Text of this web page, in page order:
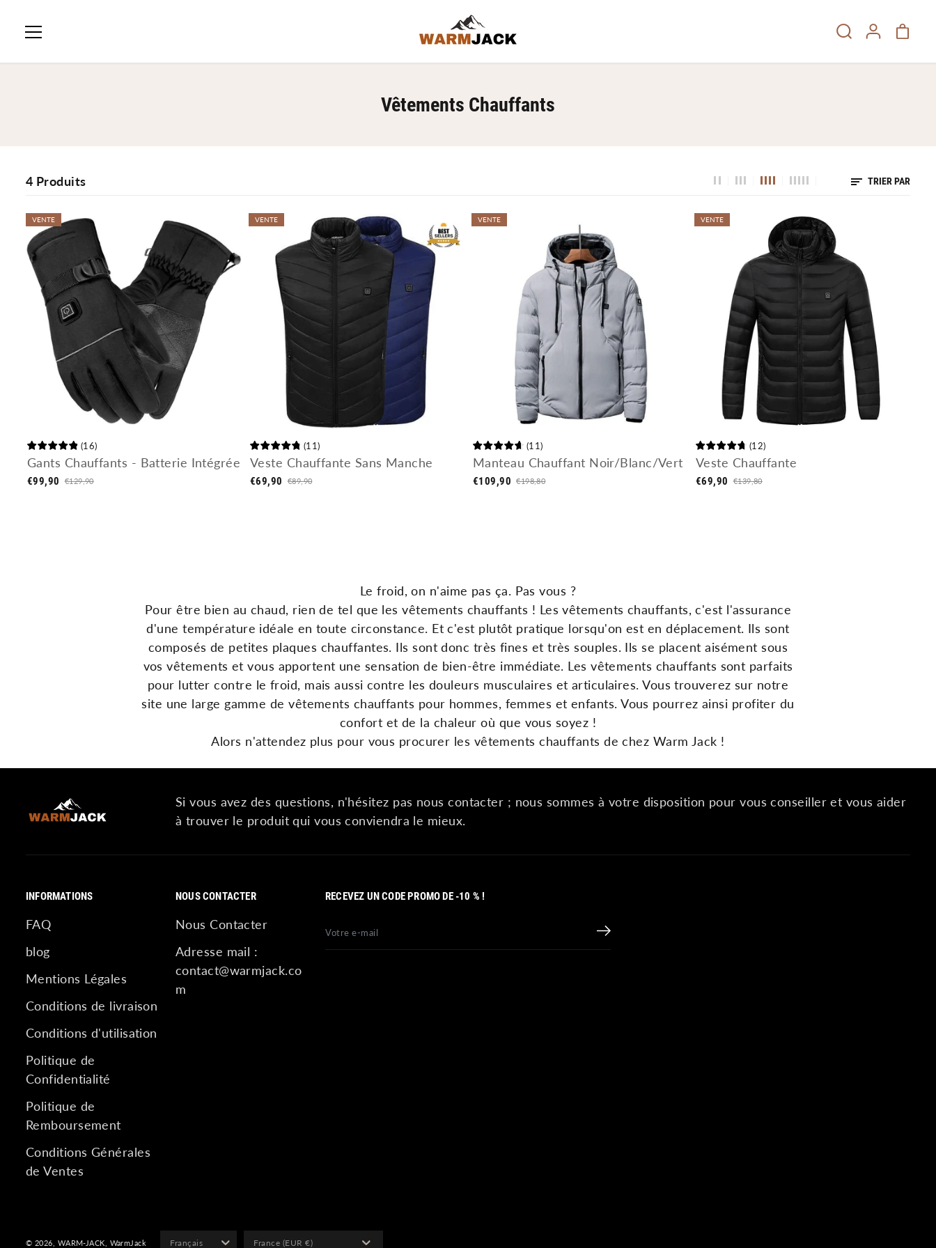
CONTENU
Vêtements Chauffants
4 Produits TRIER PAR
VENTE
(16)
Gants Chauffants - Batterie Intégrée
€99,90 €129,90
VENTE
(11)
Veste Chauffante Sans Manche
€69,90 €89,90
VENTE
(11)
Manteau Chauffant Noir/Blanc/Vert
€109,90 €198,80
VENTE
(12)
Veste Chauffante
€69,90 €139,80
Le froid, on n'aime pas ça. Pas vous ?
Pour être bien au chaud, rien de tel que les vêtements chauffants ! Les vêtements chauffants, c'est l'assurance
d'une température idéale en toute circonstance. Etc'est plutôt pratique lorsqu'on est en déplacement. Ils sont
composés de petites plaques chauffantes. Ils sont donc très fines et très souples. Ils se placent aisément sous
vos vêtements et vous apportent une sensation de bien-être immédiate. Les vêtements chauffants sont parfaits
pour lutter contre le froid, mais aussi contre les douleurs musculaires et articulaires. Vous trouverez sur notre
site une large gamme de vêtements chauffants pour hommes, femmes et enfants. Vous pourrez ainsi profiter du
confort et de la chaleur où que vous soyez !
Alors n'attendez plus pour vous procurer les vêtements chauffants de chez Warm Jack !
Si vous avez des questions, n'hésitez pas nous contacter ; nous sommes à votre disposition pour vous conseiller et vous aider
à trouver le produit qui vous conviendra le mieux.
INFORMATIONS
FAQ
blog
Mentions Légales
Conditions de livraison
Conditions d'utilisation
Politique de
Confidentialité
Politique de
Remboursement
Conditions Générales
de Ventes
NOUS CONTACTER
Nous Contacter
Adresse mail :
contact@warmjack.co
m
RECEVEZ UN CODE PROMO DE -10 % !
© 2026, WARM-JACK WarmJack